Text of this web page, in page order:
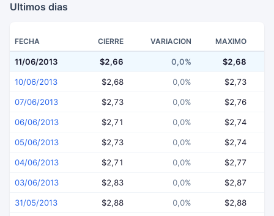
Ultimos dias
FECHA CIERRE VARIACION MAXIMO
11/06/2013 $2,66 0,0% $2,68
10/06/2013 $2,68 0,0% $2,73
07/06/2013 $2,73 0,0% $2,76
06/06/2013 $2,71 0,0% $2,74
05/06/2013 $2,73 0,0% $2,74
04/06/2013 $2,71 0,0% $2,77
03/06/2013 $2,83 0,0% $2,87
31/05/2013 $2,88 0,0% $2,88